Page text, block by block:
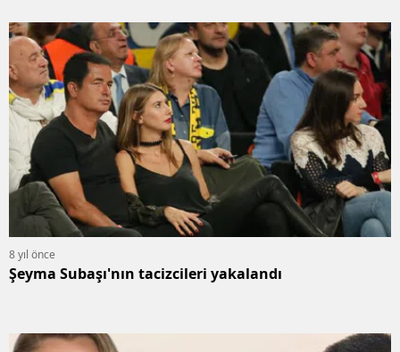
8 yıl önce
Şeyma Subaşı'nın tacizcileri yakalandı